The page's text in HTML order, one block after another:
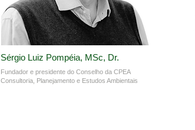
Sérgio Luiz Pompéia, MSc, Dr.
Fundador e presidente do Conselho da CPEA
Consultoria, Planejamento e Estudos Ambientais